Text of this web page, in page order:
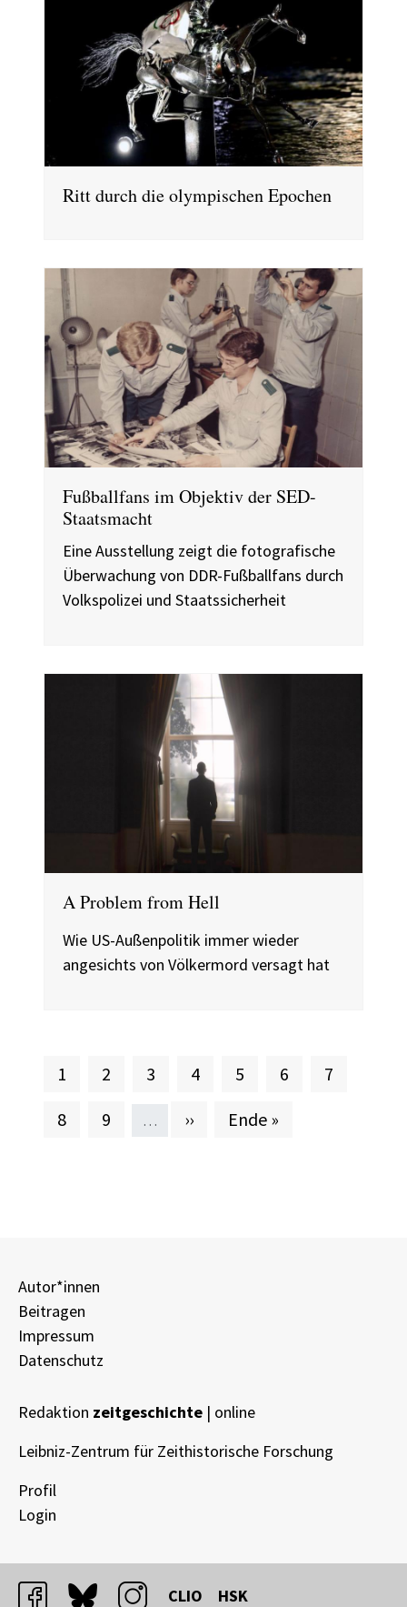
Ritt durch die olympischen Epochen
Fußballfans im Objektiv der SED-
Staatsmacht
Eine Ausstellung zeigt die fotografische
Überwachung von DDR-Fußballfans durch
Volkspolizei und Staatssicherheit
A Problem from Hell
Wie US-Außenpolitik immer wieder
angesichts von Völkermord versagt hat
Aktuelle Seite
1 Seite
2 Seite
3 Seite
4 Seite
5 Seite
6 Seite
7
Seite
8 Seite
9 … Nächste Seite
›› Letzte Seite
Ende »
Autor*innen
Beitragen
Impressum
Datenschutz
Redaktion zeitgeschichte | online
Leibniz-Zentrum für Zeithistorische Forschung
Profil
Login
facebookbluesky instagram
CLIO HSK